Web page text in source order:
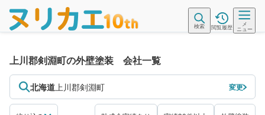
検索 閲覧履歴
メ
ニュー
上川郡剣淵町の外壁塗装 会社一覧
北海道上川郡剣淵町 変更